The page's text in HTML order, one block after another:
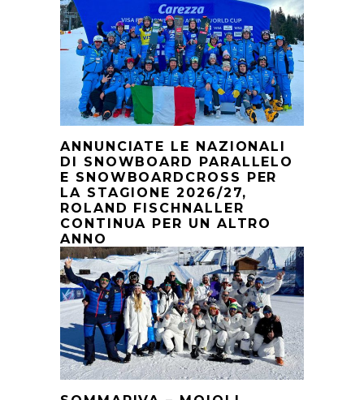
ANNUNCIATE LE NAZIONALI
DI SNOWBOARD PARALLELO
E SNOWBOARDCROSS PER
LA STAGIONE 2026/27,
ROLAND FISCHNALLER
CONTINUA PER UN ALTRO
ANNO